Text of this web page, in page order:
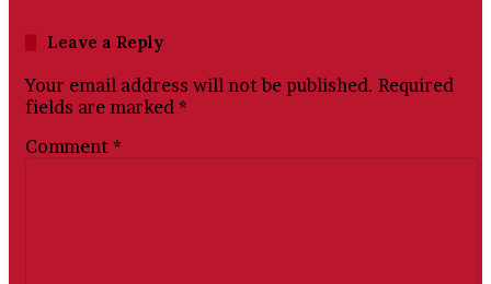
Leave a Reply
Your email address will not be published. Required
fields are marked *
Comment *